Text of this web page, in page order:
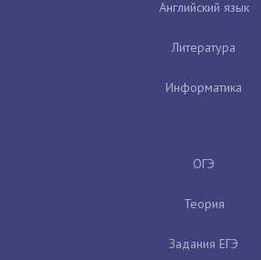
Английский язык
Литература
Информатика
ОГЭ
Теория
Задания ЕГЭ